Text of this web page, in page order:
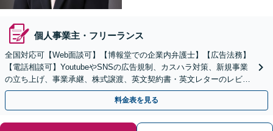
個人事業主・フリーランス
全国対応可【Web面談可】【博報堂での企業内弁護士】【広告法務】
【電話相談可】YoutubeやSNSの広告規制、カスハラ対策、新規事業
の立ち上げ、事業承継、株式譲渡、英文契約書・英文レターのレビュ
ー・ドラフトなどに対応。
料金表を見る